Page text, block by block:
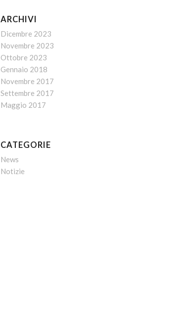
ARCHIVI
Dicembre 2023
Novembre 2023
Ottobre 2023
Gennaio 2018
Novembre 2017
Settembre 2017
Maggio 2017
CATEGORIE
News
Notizie